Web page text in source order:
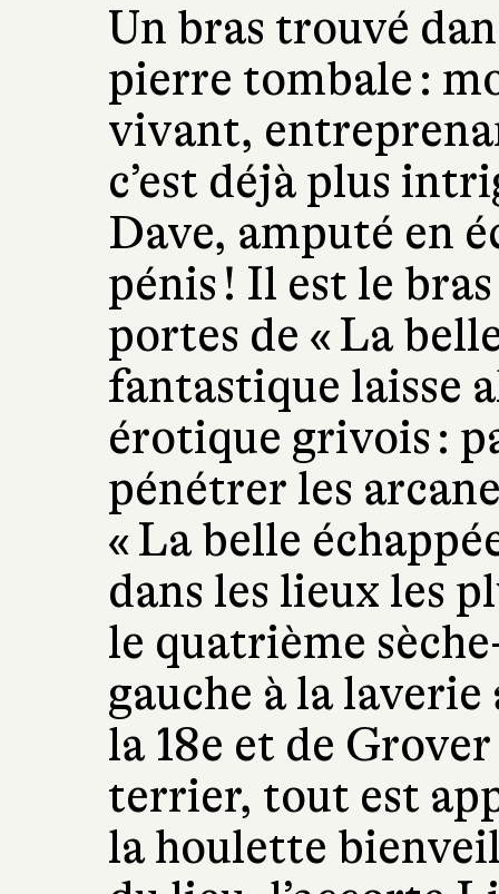
Un bras trouvé
pierre tombale :
vivant,
c’est déjà plus
Dave, amputé en
pénis ! Il est le
portes de « La
fantastique laisse
érotique grivois :
pénétrer les
« La belle
dans les lieux les
le quatrième
gauche à la
la 18e et de
terrier, tout est
la houlette